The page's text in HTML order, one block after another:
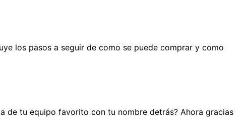
los pasos a seguir de como se puede comprar y como
de tu equipo favorito con tu nombre detrás? Ahora gracias